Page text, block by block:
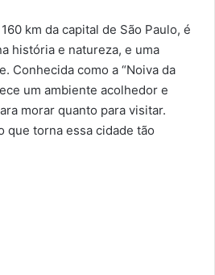
km da capital de São Paulo, é
história e natureza, e uma
Conhecida como a “Noiva da
um ambiente acolhedor e
morar quanto para visitar.
que torna essa cidade tão